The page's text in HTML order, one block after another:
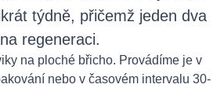
týdně, přičemž jeden dva
regeneraci.
na ploché břicho. Provádíme je v
nebo v časovém intervalu 30-